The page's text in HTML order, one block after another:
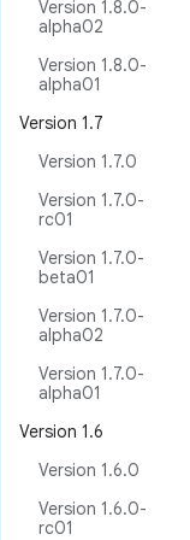
Version 1.8.0-
alpha02
Version 1.8.0-
alpha01
Version 1.7
Version 1.7.0
Version 1.7.0-
rc01
Version 1.7.0-
beta01
Version 1.7.0-
alpha02
Version 1.7.0-
alpha01
Version 1.6
Version 1.6.0
Version 1.6.0-
rc01